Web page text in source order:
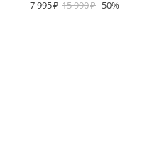
7 995 15 990 -50%